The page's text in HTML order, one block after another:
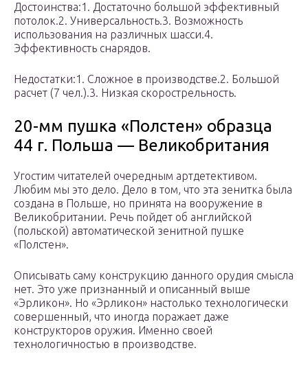
Достоинства:1. Достаточно большой эффективный
потолок.2. Универсальность.3. Возможность
использования на различных шасси.4.
Эффективность снарядов.
Недостатки:1. Сложное в производстве.2. Большой
расчет (7 чел.).3. Низкая скорострельность.
20-мм пушка «Полстен» образца
44 г. Польша — Великобритания
Угостим читателей очередным артдетективом.
Любим мы это дело. Дело в том, что эта зенитка была
создана в Польше, но принята на вооружение в
Великобритании. Речь пойдет об английской
(польской) автоматической зенитной пушке
«Полстен».
Описывать саму конструкцию данного орудия смысла
нет. Это уже признанный и описанный выше
«Эрликон». Но «Эрликон» настолько технологически
совершенный, что иногда поражает даже
конструкторов оружия. Именно своей
технологичностью в производстве.